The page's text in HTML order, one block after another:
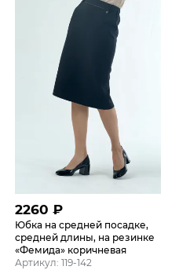
2260 ₽
Юбка на средней посадке,
средней длины, на резинке
«Фемида» коричневая
Артикул: 119-142